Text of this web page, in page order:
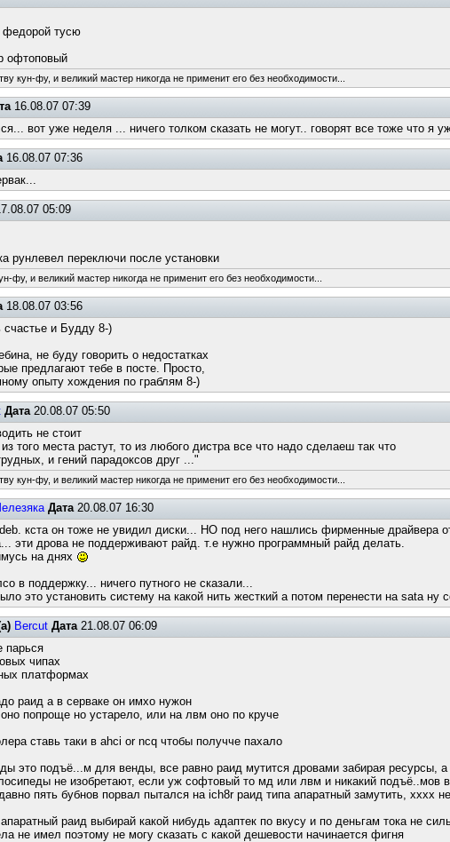
федорой тусю
офтоповый
кун-фу, и великий мастер никогда не применит его без необходимости...
16.08.07 07:39
вот уже неделя ... ничего толком сказать не могут.. говорят все тоже что я
16.08.07 07:36
05:09
рунлевел переключи после установки
фу, и великий мастер никогда не применит его без необходимости...
18.08.07 03:56
счастье и Будду 8-)
не буду говорить о недостатках
предлагают тебе в посте. Просто,
опыту хождения по граблям 8-)
Дата20.08.07 05:50
не стоит
того места растут, то из любого дистра все что надо сделаеш так что
и гений парадоксов друг ..."
кун-фу, и великий мастер никогда не применит его без необходимости...
Дата20.08.07 16:30
кста он тоже не увидил диски... НО под него нашлись фирменные драйвера
эти дрова не поддерживают райд. т.е нужно программный райд делать.
на днях
в поддержку... ничего путного не сказали...
это установить систему на какой нить жесткий а потом перенести на sata
Bercut Дата21.08.07 06:09
парься
чипах
платформах
раид а в серваке он имхо нужон
попроще но устарело, или на лвм оно по круче
ставь таки в ahci or ncq чтобы получче пахало
это подъё...м для венды, все равно раид мутится дровами забирая ресурсы,
не изобретают, если уж софтовый то мд или лвм и никакий подъё..мов
пять бубнов порвал пытался на ich8r раид типа апаратный замутить, хххх
раид выбирай какой нибудь адаптек по вкусу и по деньгам тока не
не имел поэтому не могу сказать с какой дешевости начинается фигня